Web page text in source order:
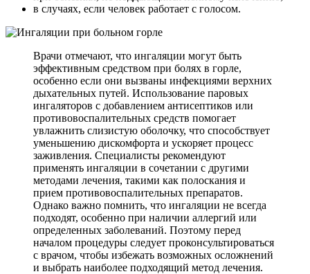
в случаях, если человек работает с голосом.
Врачи отмечают, что ингаляции могут быть
эффективным средством при болях в горле,
особенно если они вызваны инфекциями верхних
дыхательных путей. Использование паровых
ингаляторов с добавлением антисептиков или
противовоспалительных средств помогает
увлажнить слизистую оболочку, что способствует
уменьшению дискомфорта и ускоряет процесс
заживления. Специалисты рекомендуют
применять ингаляции в сочетании с другими
методами лечения, такими как полоскания и
прием противовоспалительных препаратов.
Однако важно помнить, что ингаляции не всегда
подходят, особенно при наличии аллергий или
определенных заболеваний. Поэтому перед
началом процедуры следует проконсультироваться
с врачом, чтобы избежать возможных осложнений
и выбрать наиболее подходящий метод лечения.